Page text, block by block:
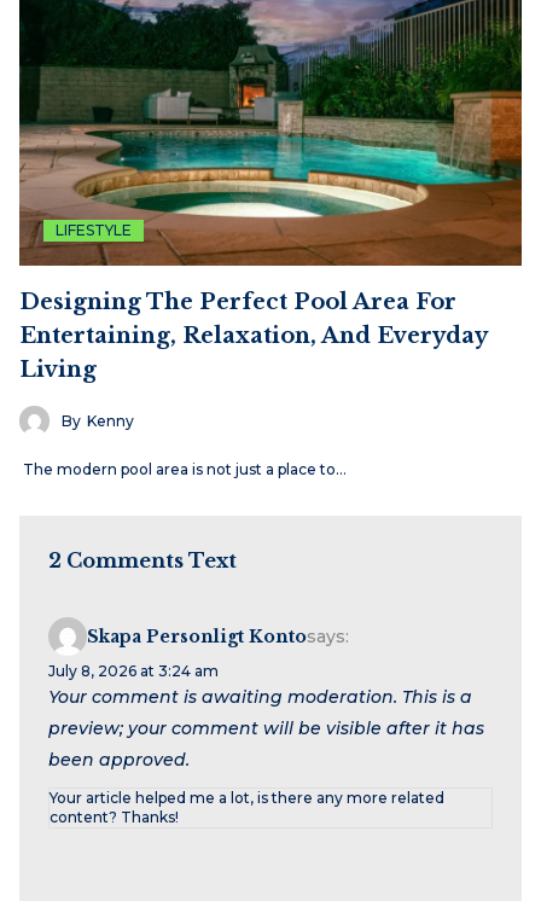
LIFESTYLE
Designing The Perfect Pool Area For
Entertaining, Relaxation, And Everyday
Living
By Kenny
The modern pool area is not just a place to…
2 Comments Text
Skapa Personligt Kontosays:
July 8, 2026 at 3:24 am
Your comment is awaiting moderation. This is a
preview; your comment will be visible after it has
been approved.
Your article helped me a lot, is there any more related
content? Thanks!